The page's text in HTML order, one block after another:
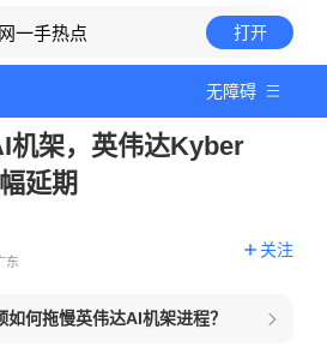
一手热点 打开
无障碍
机架，英伟达Kyber
延期
东
关注
如何拖慢英伟达AI机架进程？